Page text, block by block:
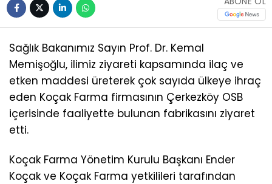
Sağlık Bakanımız Sayın Prof. Dr. Kemal
Memişoğlu, ilimiz ziyareti kapsamında ilaç ve
etken maddesi üreterek çok sayıda ülkeye ihraç
eden Koçak Farma firmasının Çerkezköy OSB
içerisinde faaliyette bulunan fabrikasını ziyaret
etti.
Koçak Farma Yönetim Kurulu Başkanı Ender
Koçak ve Koçak Farma yetkilileri tarafından